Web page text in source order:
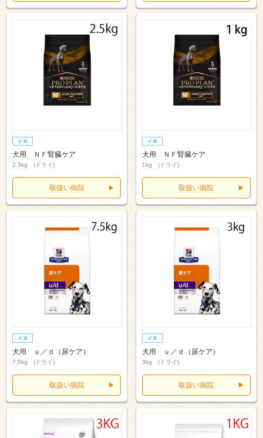
犬用 ＮＦ腎臓ケア
2.5kg (ドライ)
取扱い病院
犬用 ＮＦ腎臓ケア
1kg (ドライ)
取扱い病院
犬用 ｕ／ｄ（尿ケア）
7.5kg (ドライ)
取扱い病院
犬用 ｕ／ｄ（尿ケア）
3kg (ドライ)
取扱い病院